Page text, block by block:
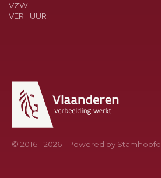
VZW
VERHUUR
© 2016 - 2026 - Powered by Stamhoofd